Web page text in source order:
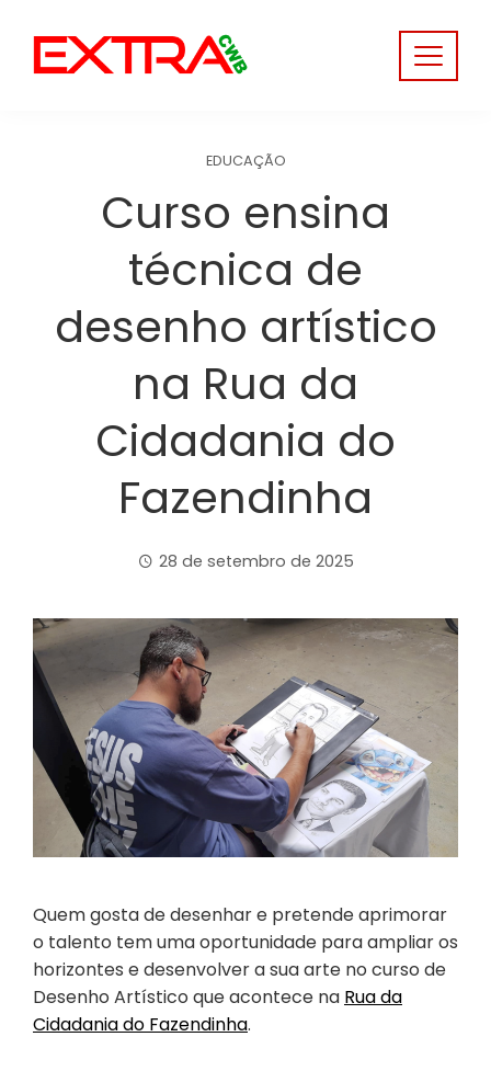
content
EDUCAÇÃO
Curso ensina
técnica de
desenho artístico
na Rua da
Cidadania do
Fazendinha
28 de setembro de 2025
Quem gosta de desenhar e pretende aprimorar
o talento tem uma oportunidade para ampliar os
horizontes e desenvolver a sua arte no curso de
Desenho Artístico que acontece na Rua da
Cidadania do Fazendinha.